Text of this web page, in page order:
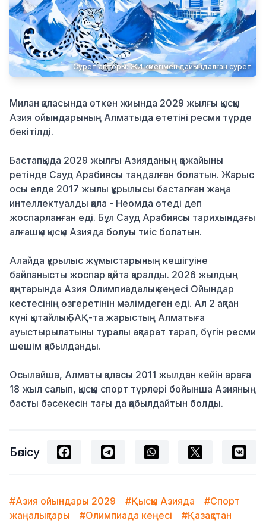
Қылмыс
Сурет авторы: ЖИ көмегімен дайындалған сурет
Милан қаласында өткен жиында 2029 жылғы қысқы
Азия ойындарының Алматыда өтетіні ресми түрде
бекітілді.
Бастапқыда 2029 жылғы Азияданың қожайыны
ретінде Сауд Арабиясы таңдалған болатын. Жарыс
осы елде 2017 жылы құрылысы басталған жаңа
интеллектуалды қала - Неомда өтеді деп
жоспарланған еді. Бұл Сауд Арабиясы тарихындағы
алғашқы қысқы Азияда болуы тиіс болатын.
Алайда құрылыс жұмыстарының кешігуіне
байланысты жоспар қайта қаралды. 2026 жылдың
қаңтарында Азия Олимпиадалық кеңесі Ойындар
кестесінің өзгеретінін мәлімдеген еді. Ал 2 ақпан
күні қытайлық БАҚ-та жарыстың Алматыға
ауыстырылатыны туралы ақпарат тарап, бүгін ресми
шешім қабылданды.
Осылайша, Алматы қаласы 2011 жылдан кейін араға
18 жыл салып, қысқы спорт түрлері бойынша Азияның
басты бәсекесін тағы да қабылдайтын болды.
Бөлісу
#Азия ойындары 2029 #Қысқы Азияда
#Спорт
жаңалықтары
#Олимпиада кеңесі
#Қазақстан